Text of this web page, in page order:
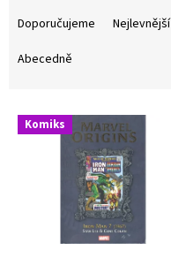
p
Doporučujeme Nejlevnější
Abecedně
V Komiks